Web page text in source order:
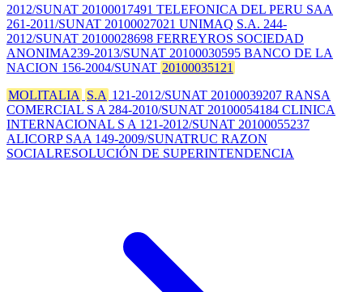
2012/SUNAT 20100017491 TELEFONICA DEL PERU SAA
261-2011/SUNAT 20100027021 UNIMAQ S.A. 244-
2012/SUNAT 20100028698 FERREYROS SOCIEDAD
ANONIMA239-2013/SUNAT 20100030595 BANCO DE LA
NACION 156-2004/SUNAT 20100035121
MOLITALIA
S.A 121-2012/SUNAT 20100039207 RANSA
COMERCIAL S A 284-2010/SUNAT 20100054184 CLINICA
INTERNACIONAL S A 121-2012/SUNAT 20100055237
ALICORP SAA 149-2009/SUNATRUC RAZON
SOCIALRESOLUCIÓN DE SUPERINTENDENCIA